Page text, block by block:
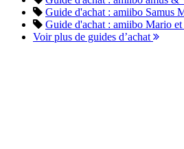
Guide d'achat : amiibo Samus
Guide d'achat : amiibo Mario
Voir plus de guides d’achat